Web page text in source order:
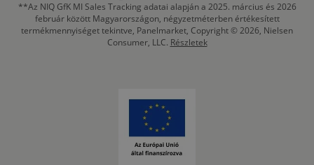
**Az NIQ GfK MI Sales Tracking adatai alapján a 2025. március és 2026
február között Magyarországon, négyzetméterben értékesített
termékmennyiséget tekintve, Panelmarket, Copyright © 2026, Nielsen
Consumer, LLC. Részletek